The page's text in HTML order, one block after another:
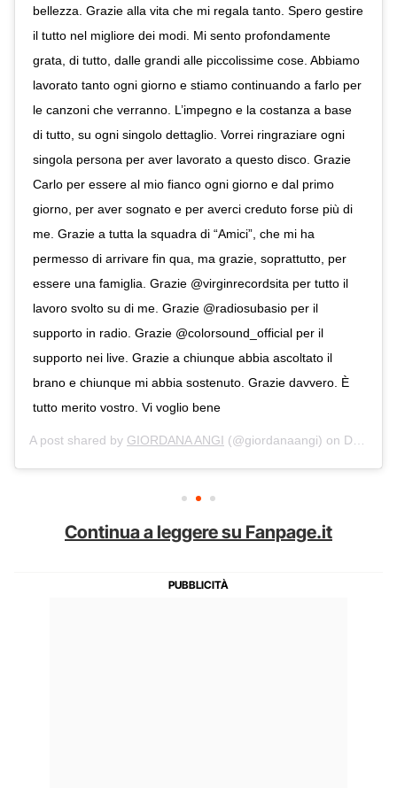
bellezza. Grazie alla vita che mi regala tanto. Spero gestire
il tutto nel migliore dei modi. Mi sento profondamente
grata, di tutto, dalle grandi alle piccolissime cose. Abbiamo
lavorato tanto ogni giorno e stiamo continuando a farlo per
le canzoni che verranno. L’impegno e la costanza a base
di tutto, su ogni singolo dettaglio. Vorrei ringraziare ogni
singola persona per aver lavorato a questo disco. Grazie
Carlo per essere al mio fianco ogni giorno e dal primo
giorno, per aver sognato e per averci creduto forse più di
me. Grazie a tutta la squadra di “Amici”, che mi ha
permesso di arrivare fin qua, ma grazie, soprattutto, per
essere una famiglia. Grazie @virginrecordsita per tutto il
lavoro svolto su di me. Grazie @radiosubasio per il
supporto in radio. Grazie @colorsound_official per il
supporto nei live. Grazie a chiunque abbia ascoltato il
brano e chiunque mi abbia sostenuto. Grazie davvero. È
tutto merito vostro. Vi voglio bene
A post shared by GIORDANA ANGI (@giordanaangi) on Dec 23, 2019 at 9:34am PST
Continua a leggere su Fanpage.it